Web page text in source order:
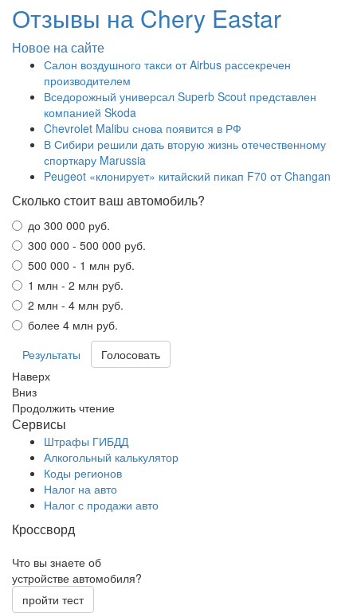
Отзывы на Chery Eastar
Новое на сайте
Салон воздушного такси от Airbus рассекречен
производителем
Вседорожный универсал Superb Scout представлен
компанией Skoda
Chevrolet Malibu снова появится в РФ
В Сибири решили дать вторую жизнь отечественному
спорткару Marussia
Peugeot «клонирует» китайский пикап F70 от Changan
Сколько стоит ваш автомобиль?
до 300 000 руб.
300 000 - 500 000 руб.
500 000 - 1 млн руб.
1 млн - 2 млн руб.
2 млн - 4 млн руб.
более 4 млн руб.
Результаты
Наверх
Вниз
Продолжить чтение
Сервисы
Штрафы ГИБДД
Алкогольный калькулятор
Коды регионов
Налог на авто
Налог с продажи авто
Кроссворд
Что вы знаете об
устройстве автомобиля?
пройти тест